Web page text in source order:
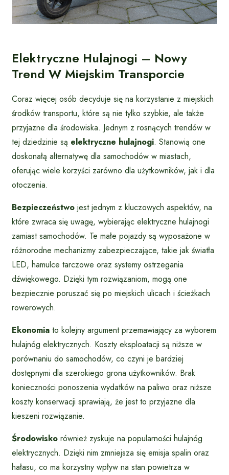
Elektryczne Hulajnogi – Nowy
Trend W Miejskim Transporcie
Coraz więcej osób decyduje się na korzystanie z miejskich
środków transportu, które są nie tylko szybkie, ale także
przyjazne dla środowiska. Jednym z rosnących trendów w
tej dziedzinie są elektryczne hulajnogi. Stanowią one
doskonałą alternatywę dla samochodów w miastach,
oferując wiele korzyści zarówno dla użytkowników, jak i dla
otoczenia.
Bezpieczeństwo jest jednym z kluczowych aspektów, na
które zwraca się uwagę, wybierając elektryczne hulajnogi
zamiast samochodów. Te małe pojazdy są wyposażone w
różnorodne mechanizmy zabezpieczające, takie jak światła
LED, hamulce tarczowe oraz systemy ostrzegania
dźwiękowego. Dzięki tym rozwiązaniom, mogą one
bezpiecznie poruszać się po miejskich ulicach i ścieżkach
rowerowych.
Ekonomia to kolejny argument przemawiający za wyborem
hulajnóg elektrycznych. Koszty eksploatacji są niższe w
porównaniu do samochodów, co czyni je bardziej
dostępnymi dla szerokiego grona użytkowników. Brak
konieczności ponoszenia wydatków na paliwo oraz niższe
koszty konserwacji sprawiają, że jest to przyjazne dla
kieszeni rozwiązanie.
Środowisko również zyskuje na popularności hulajnóg
elektrycznych. Dzięki nim zmniejsza się emisja spalin oraz
hałasu, co ma korzystny wpływ na stan powietrza w